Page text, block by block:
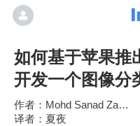
如何基于苹果推
开发一个图像分
Mohd Sanad Zaki Rizvi
夏夜